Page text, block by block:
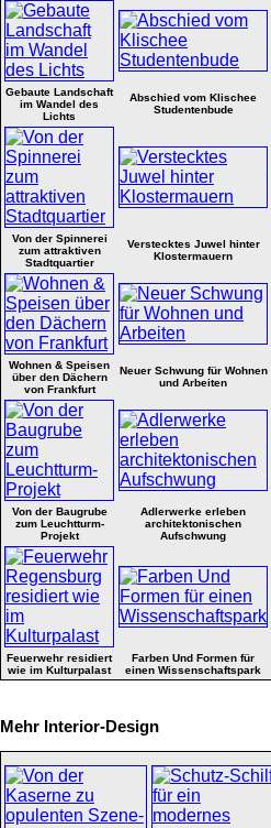
Gebaute Landschaft
im Wandel des
Lichts
Abschied vom Klischee
Studentenbude
Von der Spinnerei
zum attraktiven
Stadtquartier
Verstecktes Juwel hinter
Klostermauern
Wohnen & Speisen
über den Dächern
von Frankfurt
Neuer Schwung für Wohnen
und Arbeiten
Von der Baugrube
zum Leuchtturm-
Projekt
Adlerwerke erleben
architektonischen
Aufschwung
Feuerwehr residiert
wie im Kulturpalast
Farben Und Formen für
einen Wissenschaftspark
Mehr Interior-Design